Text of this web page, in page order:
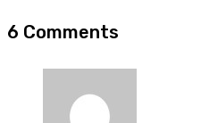
6 Comments